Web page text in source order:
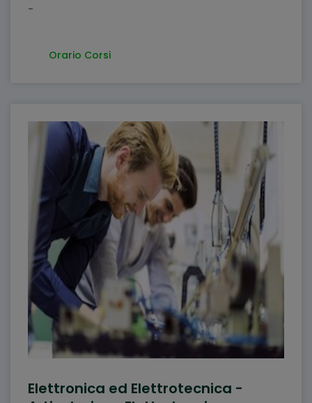
-
Orario Corsi
Elettronica ed Elettrotecnica -